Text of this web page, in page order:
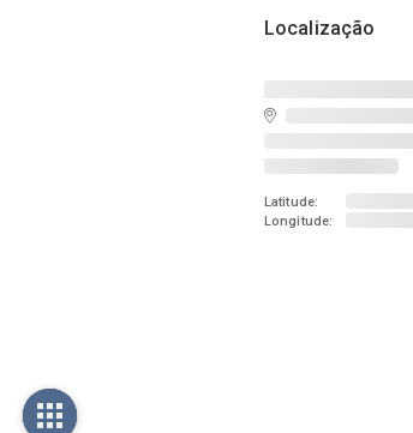
Localização
Latitude:
Longitude: